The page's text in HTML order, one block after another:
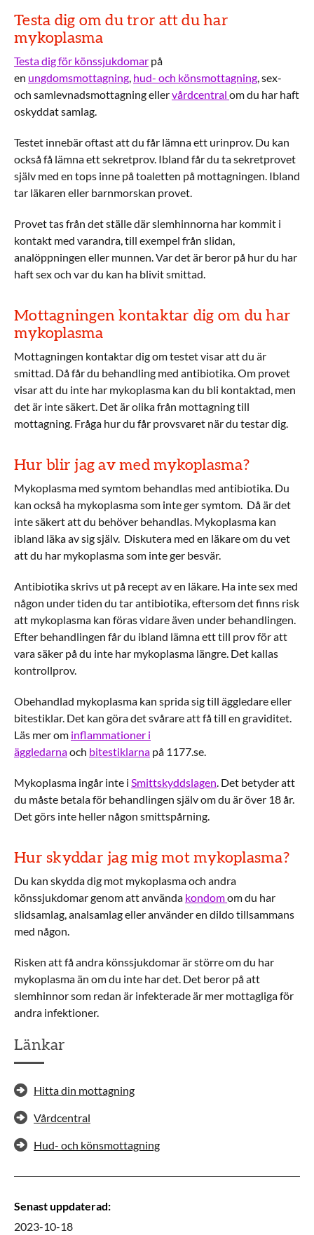
Testa dig om du tror att du har
mykoplasma
Testa dig för könssjukdomar på
en ungdomsmottagning hud- och könsmottagning , sex-
och samlevnadsmottagning ellervårdcentral om du har haft
oskyddat samlag.
Testet innebär oftast att du får lämna ett urinprov. Du kan
också få lämna ett sekretprov. Ibland får du ta sekretprovet
själv med en tops inne på toaletten på mottagningen. Ibland
tar läkaren eller barnmorskan provet.
Provet tas från det ställe där slemhinnorna har kommit i
kontakt med varandra, till exempel från slidan,
analöppningen eller munnen. Var det är beror på hur du har
haft sex och var du kan ha blivit smittad.
Mottagningen kontaktar dig om du har
mykoplasma
Mottagningen kontaktar dig om testet visar att du är
smittad. Då får du behandling med antibiotika. Om provet
visar att du inte har mykoplasma kan du bli kontaktad, men
det är inte säkert. Det är olika från mottagning till
mottagning. Fråga hur du får provsvaret när du testar dig.
Hur blir jag av med mykoplasma?
Mykoplasma med symtom behandlas med antibiotika. Du
kan också ha mykoplasma som inte ger symtom. Då är det
inte säkert att du behöver behandlas. Mykoplasma kan
ibland läka av sig själv. Diskutera med en läkare om du vet
att du har mykoplasma som inte ger besvär.
Antibiotika skrivs ut på recept av en läkare. Ha inte sex med
någon under tiden du tar antibiotika, eftersom det finns risk
att mykoplasma kan föras vidare även under behandlingen.
Efter behandlingen får du ibland lämna ett till prov för att
vara säker på du inte har mykoplasma längre. Det kallas
kontrollprov.
Obehandlad mykoplasma kan sprida sig till äggledare eller
bitestiklar. Det kan göra det svårare att få till en graviditet.
Läs mer om inflammationer i
äggledarnaoch bitestiklarna på 1177.se.
Mykoplasma ingår inte i Smittskyddslagen . Det betyder att
du måste betala för behandlingen själv om du är över 18 år.
Det görs inte heller någon smittspårning.
Hur skyddar jag mig mot mykoplasma?
Du kan skydda dig mot mykoplasma och andra
könssjukdomar genom att använda kondomom du har
slidsamlag, analsamlag eller använder en dildo tillsammans
med någon.
Risken att få andra könssjukdomar är större om du har
mykoplasma än om du inte har det. Det beror på att
slemhinnor som redan är infekterade är mer mottagliga för
andra infektioner.
Länkar
Hitta din mottagning
Vårdcentral
Hud- och könsmottagning
Senast uppdaterad:
2023-10-18